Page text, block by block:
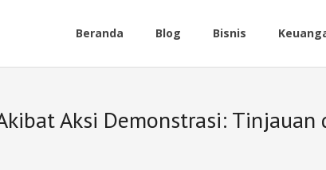
Beranda Blog Bisnis
Aksi Demonstrasi: Tinjauan